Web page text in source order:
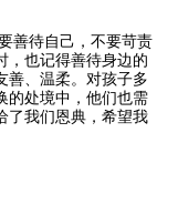
善待自己，不要苛责
，也记得善待身边的
善、温柔。对孩子多
的处境中，他们也需
了我们恩典，希望我